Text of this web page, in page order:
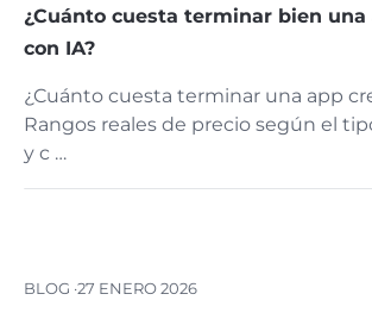
¿Cuánto cuesta terminar bien una
con IA?
¿Cuánto cuesta terminar una app
Rangos reales de precio según el
y c …
BLOG ·27 ENERO 2026